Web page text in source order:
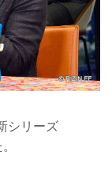
シリーズ